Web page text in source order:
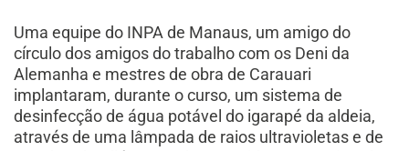
Uma equipe do INPA de Manaus, um amigo do
círculo dos amigos do trabalho com os Deni da
Alemanha e mestres de obra de Carauari
implantaram, durante o curso, um sistema de
desinfecção de água potável do igarapé da aldeia,
através de uma lâmpada de raios ultravioletas e de